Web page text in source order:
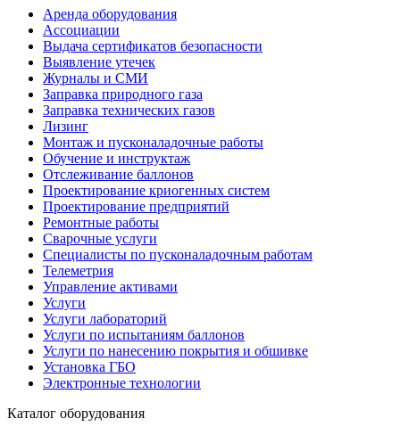
Аренда оборудования
Ассоциации
Выдача сертификатов безопасности
Выявление утечек
Журналы и СМИ
Заправка природного газа
Заправка технических газов
Лизинг
Монтаж и пусконаладочные работы
Обучение и инструктаж
Отслеживание баллонов
Проектирование криогенных систем
Проектирование предприятий
Ремонтные работы
Сварочные услуги
Специалисты по пусконаладочным работам
Телеметрия
Управление активами
Услуги
Услуги лабораторий
Услуги по испытаниям баллонов
Услуги по нанесению покрытия и обшивке
Установка ГБО
Электронные технологии
Каталог оборудования